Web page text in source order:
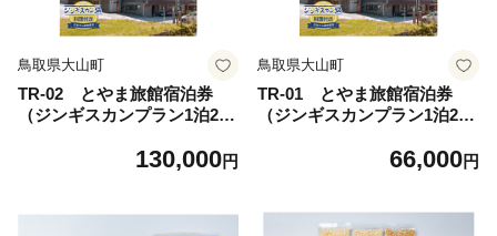
鳥取県大山町
TR-02 とやま旅館宿泊券
（ジンギスカンプラン1泊2食
130,000円
鳥取県大山町
TR-01 とやま旅館宿泊券
（ジンギスカンプラン1泊2食
66,000円